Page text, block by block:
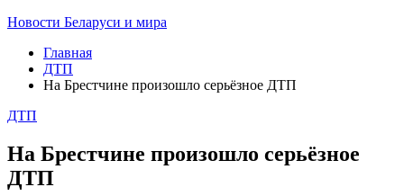
Новости Беларуси и мира
Главная
ДТП
На Брестчине произошло серьёзное ДТП
ДТП
На Брестчине произошло серьёзное
ДТП